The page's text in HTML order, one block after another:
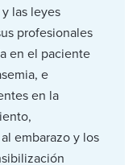
las leyes
profesionales
en el paciente
e
en la
embarazo y los